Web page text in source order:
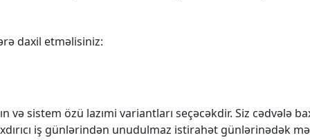
daxil etməlisiniz:
və sistem özü lazımi variantları seçəcəkdir. Siz cədvələ
iş günlərindən unudulmaz istirahət günlərinədək